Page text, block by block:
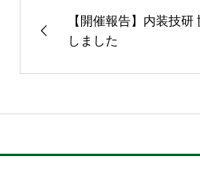
【開催報告】内装技研
しました